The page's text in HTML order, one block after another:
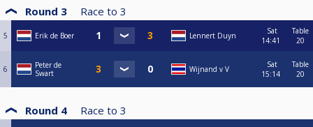
Round 3 Race to 3
5 Erik de Boer Lennert Duyn
Sat
14:41
Table
20
6
Peter de
Swart
Wijnand v V
Sat
15:14
Table
20
Round 4 Race to 3